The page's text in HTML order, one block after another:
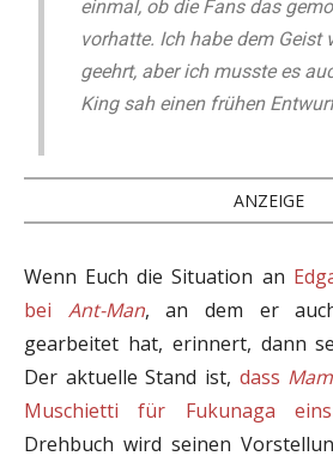
einmal, ob die Fans das
vorhatte. Ich habe dem Geist
geehrt, aber ich musste es
King sah einen frühen
ANZEIGE
Wenn Euch die Situation an
bei Ant-Man, an dem er
gearbeitet hat, erinnert, dann
Der aktuelle Stand ist, dass
Muschietti für Fukunaga
Drehbuch wird seinen